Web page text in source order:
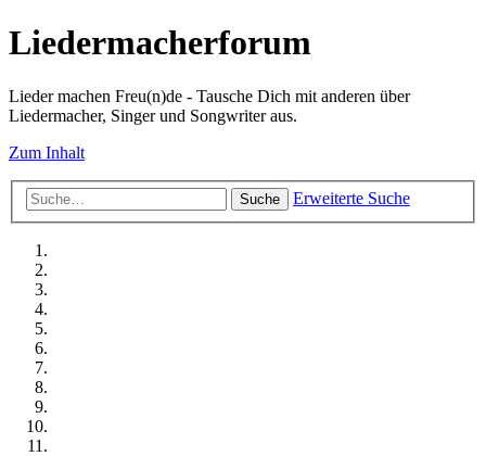
Liedermacherforum
Lieder machen Freu(n)de - Tausche Dich mit anderen über
Liedermacher, Singer und Songwriter aus.
Zum Inhalt
Suche Erweiterte Suche